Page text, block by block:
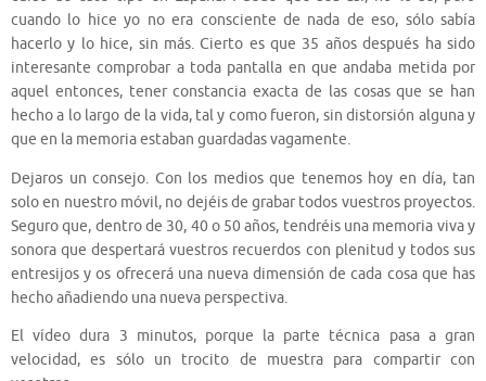
cuando lo hice yo no era consciente de nada de eso, sólo sabía
hacerlo y lo hice, sin más. Cierto es que 35 años después ha sido
interesante comprobar a toda pantalla en que andaba metida por
aquel entonces, tener constancia exacta de las cosas que se han
hecho a lo largo de la vida, tal y como fueron, sin distorsión alguna y
que en la memoria estaban guardadas vagamente.
Dejaros un consejo. Con los medios que tenemos hoy en día, tan
solo en nuestro móvil, no dejéis de grabar todos vuestros proyectos.
Seguro que, dentro de 30, 40 o 50 años, tendréis una memoria viva y
sonora que despertará vuestros recuerdos con plenitud y todos sus
entresijos y os ofrecerá una nueva dimensión de cada cosa que has
hecho añadiendo una nueva perspectiva.
El vídeo dura 3 minutos, porque la parte técnica pasa a gran
velocidad, es sólo un trocito de muestra para compartir con